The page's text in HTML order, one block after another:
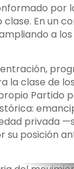
por
En un
a
clase de
privada
posición